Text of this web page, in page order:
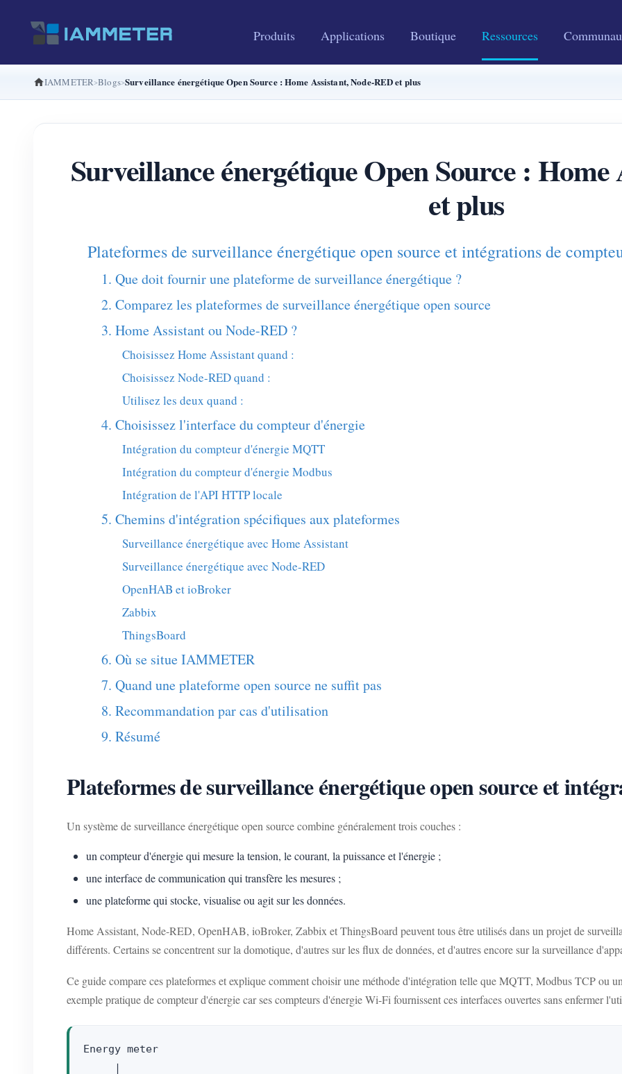
Produits Applications Boutique Ressources
IAMMETER Blogs Surveillance énergétique Open Source : Home Assistant, Node-RED et plus
Surveillance énergétique Open Source :
et plus
Plateformes de surveillance énergétique open source et intégrations de
1. Que doit fournir une plateforme de surveillance énergétique ?
2. Comparez les plateformes de surveillance énergétique open source
3. Home Assistant ou Node-RED ?
Choisissez Home Assistant quand :
Choisissez Node-RED quand :
Utilisez les deux quand :
4. Choisissez l'interface du compteur d'énergie
Intégration du compteur d'énergie MQTT
Intégration du compteur d'énergie Modbus
Intégration de l'API HTTP locale
5. Chemins d'intégration spécifiques aux plateformes
Surveillance énergétique avec Home Assistant
Surveillance énergétique avec Node-RED
OpenHAB et ioBroker
Zabbix
ThingsBoard
6. Où se situe IAMMETER
7. Quand une plateforme open source ne suffit pas
8. Recommandation par cas d'utilisation
9. Résumé
Plateformes de surveillance énergétique open source et
Un système de surveillance énergétique open source combine généralement trois couches :
un compteur d'énergie qui mesure la tension, le courant, la puissance et l'énergie ;
une interface de communication qui transfère les mesures ;
une plateforme qui stocke, visualise ou agit sur les données.
Home Assistant, Node-RED, OpenHAB, ioBroker, Zabbix et ThingsBoard peuvent tous être utilisés dans un projet de
différents. Certains se concentrent sur la domotique, d'autres sur les flux de données, et d'autres encore sur la surveillance
Ce guide compare ces plateformes et explique comment choisir une méthode d'intégration telle que MQTT, Modbus TCP
exemple pratique de compteur d'énergie car ses compteurs d'énergie Wi-Fi fournissent ces interfaces ouvertes sans enfermer
Energy meter